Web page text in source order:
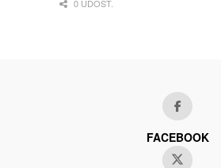
0 UDOST.
FACEBOOK